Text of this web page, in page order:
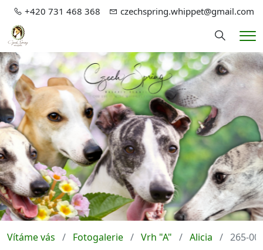
+420 731 468 368 czechspring.whippet@gmail.com
Hledání
Vítáme vás Fotogalerie Vrh "A" Alicia 265-